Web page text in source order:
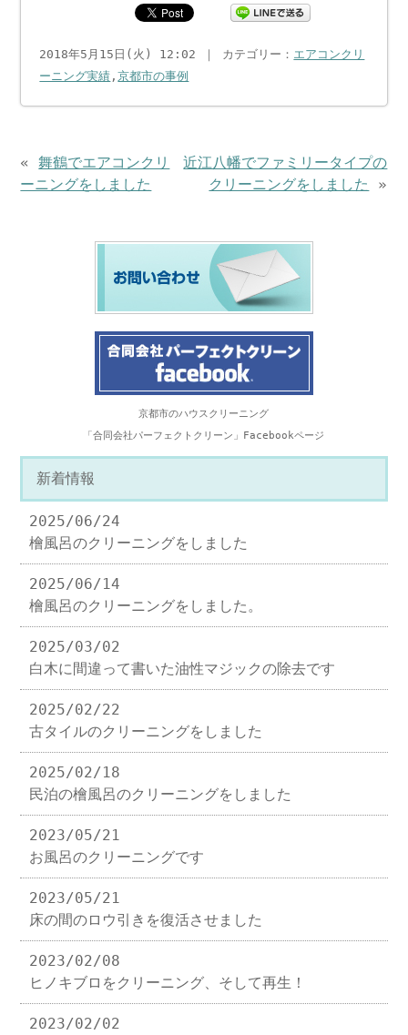
2018年5月15日(火) 12:02 ｜ カテゴリー： エアコンクリ
ーニング実績 ,京都市の事例
«舞鶴でエアコンクリ
ーニングをしました
近江八幡でファミリータイプの
クリーニングをしました
»
京都市のハウスクリーニング
「合同会社パーフェクトクリーン」Facebookページ
新着情報
2025/06/24
檜風呂のクリーニングをしました
2025/06/14
檜風呂のクリーニングをしました。
2025/03/02
白木に間違って書いた油性マジックの除去です
2025/02/22
古タイルのクリーニングをしました
2025/02/18
民泊の檜風呂のクリーニングをしました
2023/05/21
お風呂のクリーニングです
2023/05/21
床の間のロウ引きを復活させました
2023/02/08
ヒノキブロをクリーニング、そして再生！
2023/02/02